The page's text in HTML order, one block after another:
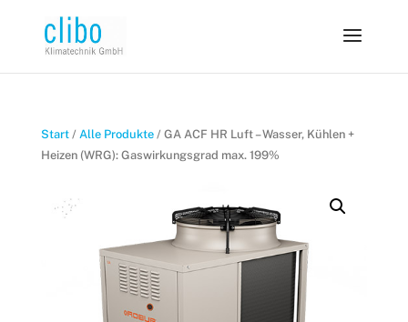
Start/ Alle Produkte/ GA ACF HR Luft – Wasser, Kühlen +
Heizen (WRG): Gaswirkungsgrad max. 199%